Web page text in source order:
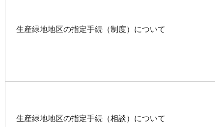
生産緑地地区の指定手続（制度）について
生産緑地地区の指定手続（相談）について